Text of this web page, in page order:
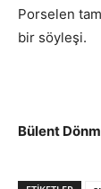
Porselen
bir söyleşi.
Bülent